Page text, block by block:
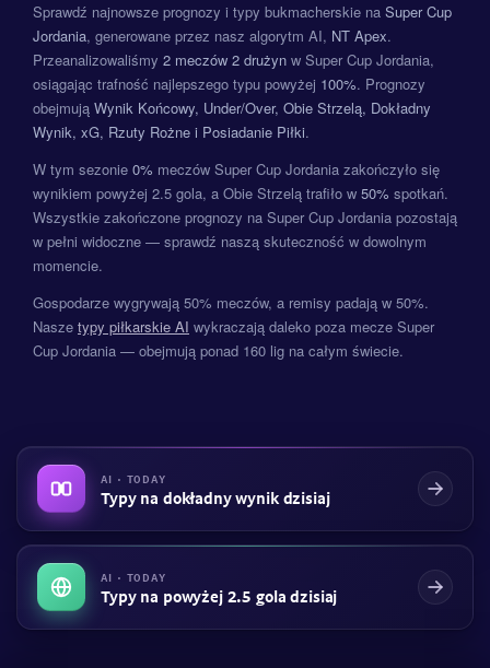
Sprawdź najnowsze prognozy i typy bukmacherskie na Super Cup
Jordania, generowane przez nasz algorytm AI, NT Apex.
Przeanalizowaliśmy 2 meczów 2 drużyn w Super Cup Jordania,
osiągając trafność najlepszego typu powyżej 100%. Prognozy
obejmują Wynik Końcowy, Under/Over, Obie Strzelą, Dokładny
Wynik, xG, Rzuty Rożne i Posiadanie Piłki.
W tym sezonie 0% meczów Super Cup Jordania zakończyło się
wynikiem powyżej 2.5 gola, a Obie Strzelą trafiło w 50% spotkań.
Wszystkie zakończone prognozy na Super Cup Jordania pozostają
w pełni widoczne — sprawdź naszą skuteczność w dowolnym
momencie.
Gospodarze wygrywają 50% meczów, a remisy padają w 50%.
Nasze typy piłkarskie AI wykraczają daleko poza mecze Super
Cup Jordania — obejmują ponad 160 lig na całym świecie.
AI · TODAY
Typy na dokładny wynik dzisiaj
AI · TODAY
Typy na powyżej 2.5 gola dzisiaj